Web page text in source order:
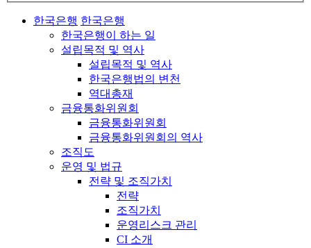
한국은행 한국은행
한국은행이 하는 일
설립목적 및 역사
설립목적 및 역사
한국은행법의 변천
역대총재
금융통화위원회
금융통화위원회
금융통화위원회의 역사
조직도
운영 및 법규
전략 및 조직가치
전략
조직가치
운영리스크 관리
CI 소개